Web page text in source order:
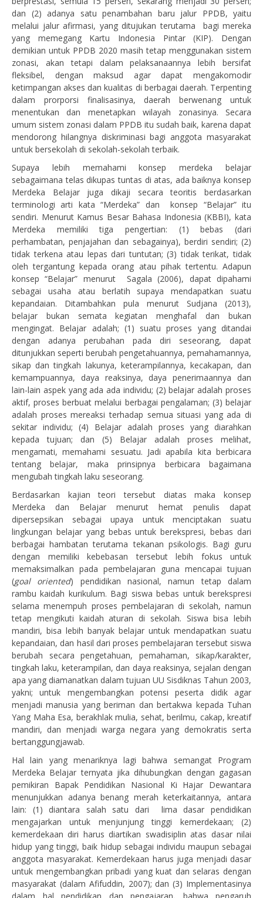
dan (2) adanya satu penambahan baru jalur PPDB, yaitu
melalui jalur afirmasi, yang ditujukan terutama bagi mereka
yang memegang Kartu Indonesia Pintar (KIP). Dengan
demikian untuk PPDB 2020 masih tetap menggunakan sistem
zonasi, akan tetapi dalam pelaksanaannya lebih bersifat
fleksibel, dengan maksud agar dapat mengakomodir
ketimpangan akses dan kualitas di berbagai daerah. Terpenting
dalam prorporsi finalisasinya, daerah berwenang untuk
menentukan dan menetapkan wilayah zonasinya. Secara
umum sistem zonasi dalam PPDB itu sudah baik, karena dapat
mendorong hilangnya diskriminasi bagi anggota masyarakat
untuk bersekolah di sekolah-sekolah terbaik.
Supaya lebih memahami konsep merdeka belajar
sebagaimana telas dikupas tuntas di atas, ada baiknya konsep
Merdeka Belajar juga dikaji secara teoritis berdasarkan
terminologi arti kata “Merdeka” dan konsep “Belajar” itu
sendiri. Menurut Kamus Besar Bahasa Indonesia (KBBI), kata
Merdeka memiliki tiga pengertian: (1) bebas (dari
perhambatan, penjajahan dan sebagainya), berdiri sendiri; (2)
tidak terkena atau lepas dari tuntutan; (3) tidak terikat, tidak
oleh tergantung kepada orang atau pihak tertentu. Adapun
konsep “Belajar” menurut Sagala (2006), dapat dipahami
sebagai usaha atau berlatih supaya mendapatkan suatu
kepandaian. Ditambahkan pula menurut Sudjana (2013),
belajar bukan semata kegiatan menghafal dan bukan
mengingat. Belajar adalah; (1) suatu proses yang ditandai
dengan adanya perubahan pada diri seseorang, dapat
ditunjukkan seperti berubah pengetahuannya, pemahamannya,
sikap dan tingkah lakunya, keterampilannya, kecakapan, dan
kemampuannya, daya reaksinya, daya penerimaannya dan
lain-lain aspek yang ada ada individu; (2) belajar adalah proses
aktif, proses berbuat melalui berbagai pengalaman; (3) belajar
adalah proses mereaksi terhadap semua situasi yang ada di
sekitar individu; (4) Belajar adalah proses yang diarahkan
kepada tujuan; dan (5) Belajar adalah proses melihat,
mengamati, memahami sesuatu. Jadi apabila kita berbicara
tentang belajar, maka prinsipnya berbicara bagaimana
mengubah tingkah laku seseorang.
Berdasarkan kajian teori tersebut diatas maka konsep
Merdeka dan Belajar menurut hemat penulis dapat
dipersepsikan sebagai upaya untuk menciptakan suatu
lingkungan belajar yang bebas untuk berekspresi, bebas dari
berbagai hambatan terutama tekanan psikologis. Bagi guru
dengan memiliki kebebasan tersebut lebih fokus untuk
memaksimalkan pada pembelajaran guna mencapai tujuan
(goal oriented) pendidikan nasional, namun tetap dalam
rambu kaidah kurikulum. Bagi siswa bebas untuk berekspresi
selama menempuh proses pembelajaran di sekolah, namun
tetap mengikuti kaidah aturan di sekolah. Siswa bisa lebih
mandiri, bisa lebih banyak belajar untuk mendapatkan suatu
kepandaian, dan hasil dari proses pembelajaran tersebut siswa
berubah secara pengetahuan, pemahaman, sikap/karakter,
tingkah laku, keterampilan, dan daya reaksinya, sejalan dengan
apa yang diamanatkan dalam tujuan UU Sisdiknas Tahun 2003,
yakni; untuk mengembangkan potensi peserta didik agar
menjadi manusia yang beriman dan bertakwa kepada Tuhan
Yang Maha Esa, berakhlak mulia, sehat, berilmu, cakap, kreatif
mandiri, dan menjadi warga negara yang demokratis serta
bertanggungjawab.
Hal lain yang menariknya lagi bahwa semangat Program
Merdeka Belajar ternyata jika dihubungkan dengan gagasan
pemikiran Bapak Pendidikan Nasional Ki Hajar Dewantara
menunjukkan adanya benang merah keterkaitannya, antara
lain: (1) diantara salah satu dari lima dasar pendidikan
mengajarkan untuk menjunjung tinggi kemerdekaan; (2)
kemerdekaan diri harus diartikan swadisiplin atas dasar nilai
hidup yang tinggi, baik hidup sebagai individu maupun sebagai
anggota masyarakat. Kemerdekaan harus juga menjadi dasar
untuk mengembangkan pribadi yang kuat dan selaras dengan
masyarakat (dalam Afifuddin, 2007); dan (3) Implementasinya